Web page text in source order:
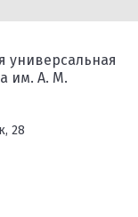
универсальная
им. А. М.
28